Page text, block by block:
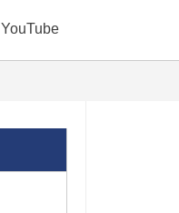
YouTube